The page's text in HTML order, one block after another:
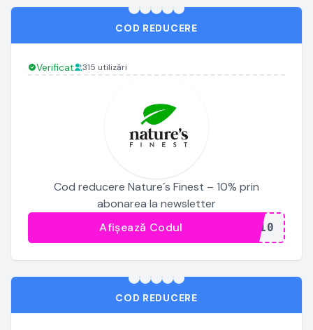
COD REDUCERE
Verificat 315 utilizări
Cod reducere Nature´s Finest – 10% prin
abonarea la newsletter
...E10
Afișează Codul
COD REDUCERE